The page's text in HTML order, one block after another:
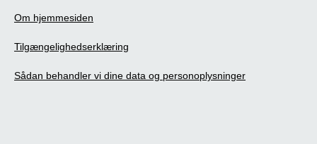
Om hjemmesiden
Tilgængelighedserklæring
Sådan behandler vi dine data og personoplysninger